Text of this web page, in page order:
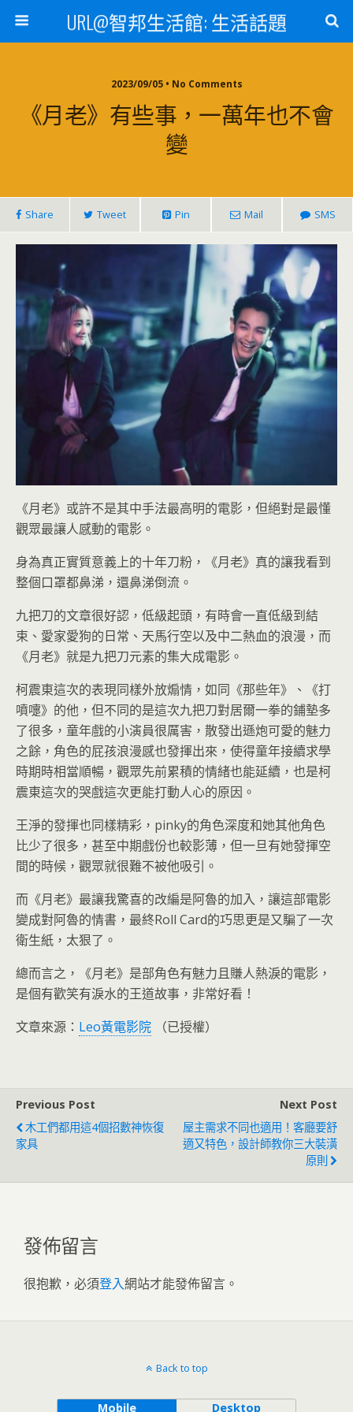
URL@智邦生活館: 生活話題
2023/09/05 • No Comments
《月老》有些事，一萬年也不會
變
Share Tweet Pin Mail SMS
《月老》或許不是其中手法最高明的電影，但絕對是最懂
觀眾最讓人感動的電影。
身為真正實質意義上的十年刀粉，《月老》真的讓我看到
整個口罩都鼻涕，還鼻涕倒流。
九把刀的文章很好認，低級起頭，有時會一直低級到結
束、愛家愛狗的日常、天馬行空以及中二熱血的浪漫，而
《月老》就是九把刀元素的集大成電影。
柯震東這次的表現同樣外放煽情，如同《那些年》、《打
噴嚏》的他，但不同的是這次九把刀對居爾一拳的鋪墊多
了很多，童年戲的小演員很厲害，散發出遜炮可愛的魅力
之餘，角色的屁孩浪漫感也發揮出來，使得童年接續求學
時期時相當順暢，觀眾先前累積的情緒也能延續，也是柯
震東這次的哭戲這次更能打動人心的原因。
王淨的發揮也同樣精彩，pinky的角色深度和她其他角色
比少了很多，甚至中期戲份也較影薄，但一旦有她發揮空
間的時候，觀眾就很難不被他吸引。
而《月老》最讓我驚喜的改編是阿魯的加入，讓這部電影
變成對阿魯的情書，最終Roll Card的巧思更是又騙了一次
衛生紙，太狠了。
總而言之，《月老》是部角色有魅力且賺人熱淚的電影，
是個有歡笑有淚水的王道故事，非常好看！
文章來源： Leo黃電影院 （已授權）
Previous Post
木工們都用這4個招數神恢復
家具
Next Post
屋主需求不同也適用！客廳要舒
適又特色，設計師教你三大裝潢
原則
發佈留言
很抱歉，必須登入網站才能發佈留言。
Back to top
Mobile Desktop